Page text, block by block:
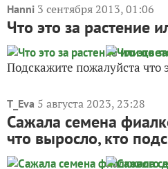
Hanni 3 сентября 2013, 01:06
Что это за растение
Подскажите пожалуйста что
T_Eva 5 августа 2023, 23:28
Сажала семена
что выросло, кто